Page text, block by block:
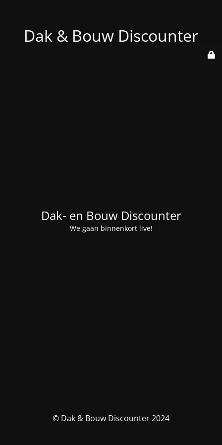
Dak & Bouw Discounter
Dak- en Bouw Discounter
We gaan binnenkort live!
© Dak & Bouw Discounter 2024